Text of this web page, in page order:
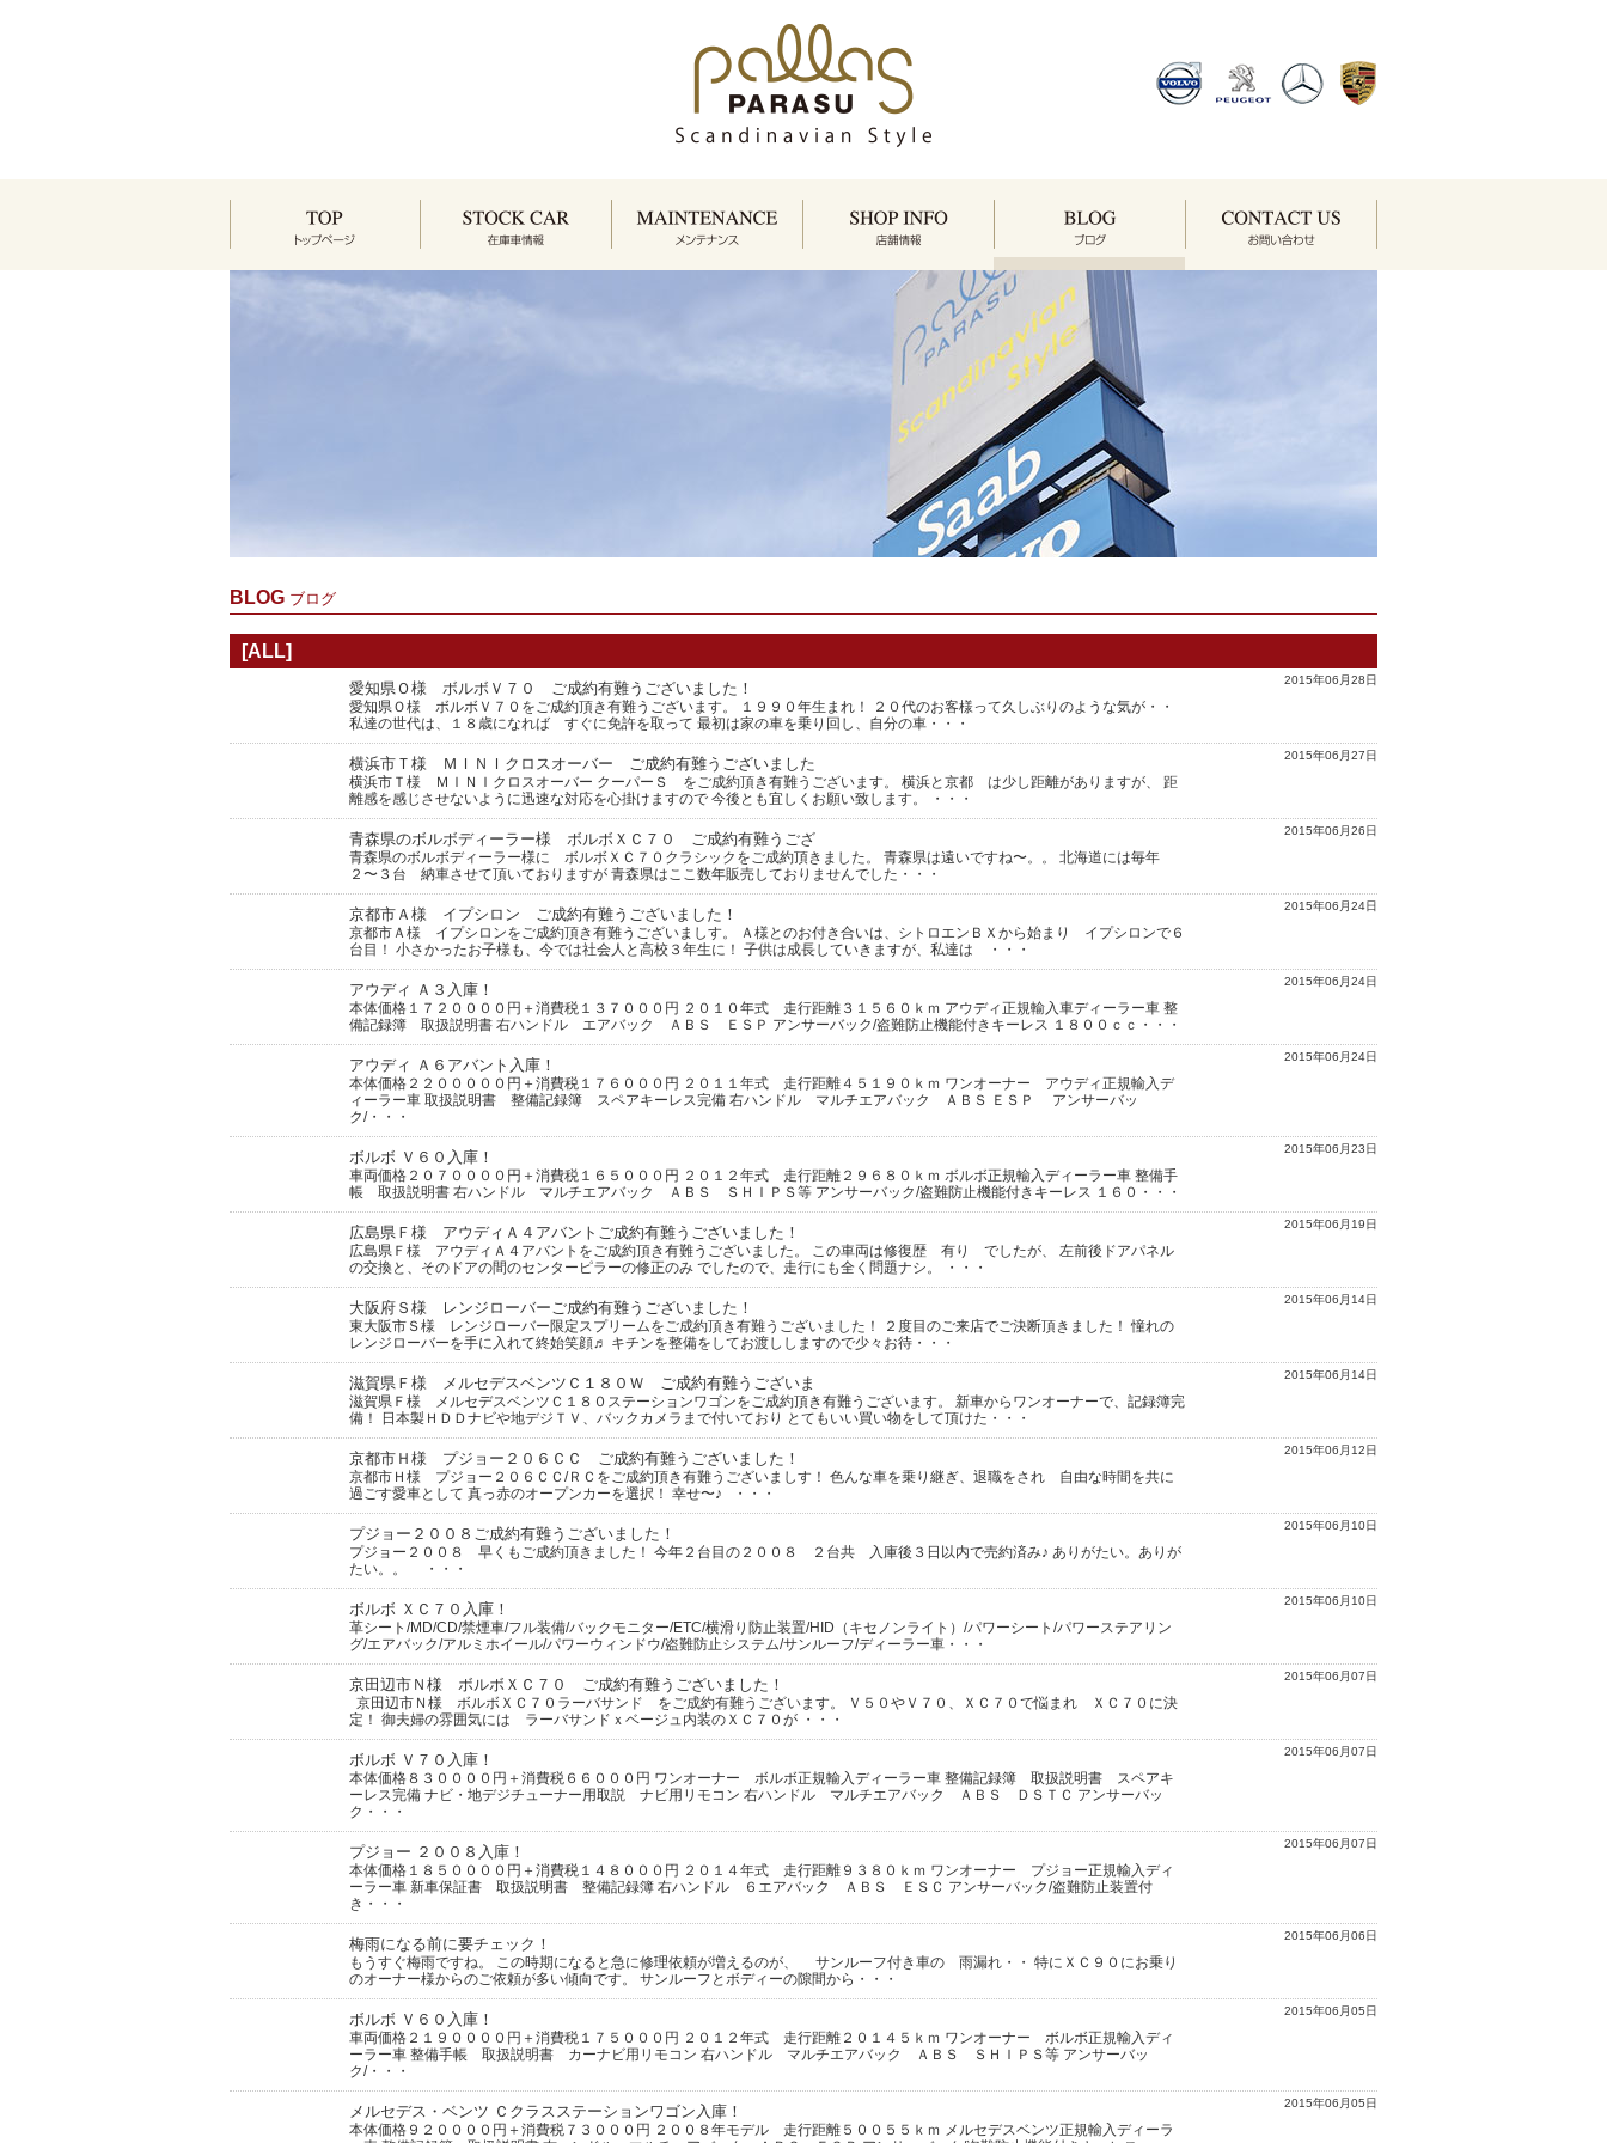
BLOG ブログ
[ALL]
愛知県Ｏ様 ボルボＶ７０ ご成約有難うございました！
愛知県Ｏ様 ボルボＶ７０をご成約頂き有難うございます。 １９９０年生まれ！ ２０代のお客様って久しぶりのような気が・・
私達の世代は、１８歳になれば すぐに免許を取って 最初は家の車を乗り回し、自分の車・・・
2015年06月28日
横浜市Ｔ様 ＭＩＮＩクロスオーバー ご成約有難うございました
横浜市Ｔ様 ＭＩＮＩクロスオーバー クーパーＳ をご成約頂き有難うございます。 横浜と京都 は少し距離がありますが、 距
離感を感じさせないように迅速な対応を心掛けますので 今後とも宜しくお願い致します。 ・・・
2015年06月27日
青森県のボルボディーラー様 ボルボＸＣ７０ ご成約有難うござ
青森県のボルボディーラー様に ボルボＸＣ７０クラシックをご成約頂きました。 青森県は遠いですね〜。。 北海道には毎年
２〜３台 納車させて頂いておりますが 青森県はここ数年販売しておりませんでした・・・
2015年06月26日
京都市Ａ様 イプシロン ご成約有難うございました！
京都市Ａ様 イプシロンをご成約頂き有難うございましす。 Ａ様とのお付き合いは、シトロエンＢＸから始まり イプシロンで６
台目！ 小さかったお子様も、今では社会人と高校３年生に！ 子供は成長していきますが、私達は ・・・
2015年06月24日
アウディ Ａ３入庫！
本体価格１７２００００円＋消費税１３７０００円 ２０１０年式 走行距離３１５６０ｋｍ アウディ正規輸入車ディーラー車 整
備記録簿 取扱説明書 右ハンドル エアバック ＡＢＳ ＥＳＰ アンサーバック/盗難防止機能付きキーレス １８００ｃｃ・・・
2015年06月24日
アウディ Ａ６アバント入庫！
本体価格２２０００００円＋消費税１７６０００円 ２０１１年式 走行距離４５１９０ｋｍ ワンオーナー アウディ正規輸入デ
ィーラー車 取扱説明書 整備記録簿 スペアキーレス完備 右ハンドル マルチエアバック ＡＢＳ ＥＳＰ アンサーバッ
ク/・・・
2015年06月24日
ボルボ Ｖ６０入庫！
車両価格２０７００００円＋消費税１６５０００円 ２０１２年式 走行距離２９６８０ｋｍ ボルボ正規輸入ディーラー車 整備手
帳 取扱説明書 右ハンドル マルチエアバック ＡＢＳ ＳＨＩＰＳ等 アンサーバック/盗難防止機能付きキーレス １６０・・・
2015年06月23日
広島県Ｆ様 アウディＡ４アバントご成約有難うございました！
広島県Ｆ様 アウディＡ４アバントをご成約頂き有難うございました。 この車両は修復歴 有り でしたが、 左前後ドアパネル
の交換と、そのドアの間のセンターピラーの修正のみ でしたので、走行にも全く問題ナシ。 ・・・
2015年06月19日
大阪府Ｓ様 レンジローバーご成約有難うございました！
東大阪市Ｓ様 レンジローバー限定スプリームをご成約頂き有難うございました！ ２度目のご来店でご決断頂きました！ 憧れの
レンジローバーを手に入れて終始笑顔♬ キチンを整備をしてお渡ししますので少々お待・・・
2015年06月14日
滋賀県Ｆ様 メルセデスベンツＣ１８０Ｗ ご成約有難うございま
滋賀県Ｆ様 メルセデスベンツＣ１８０ステーションワゴンをご成約頂き有難うございます。 新車からワンオーナーで、記録簿完
備！ 日本製ＨＤＤナビや地デジＴＶ、バックカメラまで付いており とてもいい買い物をして頂けた・・・
2015年06月14日
京都市Ｈ様 プジョー２０６ＣＣ ご成約有難うございました！
京都市Ｈ様 プジョー２０６ＣＣ/ＲＣをご成約頂き有難うございましす！ 色んな車を乗り継ぎ、退職をされ 自由な時間を共に
過ごす愛車として 真っ赤のオープンカーを選択！ 幸せ〜♪ ・・・
2015年06月12日
プジョー２００８ご成約有難うございました！
プジョー２００８ 早くもご成約頂きました！ 今年２台目の２００８ ２台共 入庫後３日以内で売約済み♪ ありがたい。ありが
たい。。 ・・・
2015年06月10日
ボルボ ＸＣ７０入庫！
革シート/MD/CD/禁煙車/フル装備/バックモニター/ETC/横滑り防止装置/HID（キセノンライト）/パワーシート/パワーステアリン
グ/エアバック/アルミホイール/パワーウィンドウ/盗難防止システム/サンルーフ/ディーラー車・・・
2015年06月10日
京田辺市Ｎ様 ボルボＸＣ７０ ご成約有難うございました！
京田辺市Ｎ様 ボルボＸＣ７０ラーバサンド をご成約有難うございます。 Ｖ５０やＶ７０、ＸＣ７０で悩まれ ＸＣ７０に決
定！ 御夫婦の雰囲気には ラーバサンドｘベージュ内装のＸＣ７０が ・・・
2015年06月07日
ボルボ Ｖ７０入庫！
本体価格８３００００円＋消費税６６０００円 ワンオーナー ボルボ正規輸入ディーラー車 整備記録簿 取扱説明書 スペアキ
ーレス完備 ナビ・地デジチューナー用取説 ナビ用リモコン 右ハンドル マルチエアバック ＡＢＳ ＤＳＴＣ アンサーバッ
ク・・・
2015年06月07日
プジョー ２００８入庫！
本体価格１８５００００円＋消費税１４８０００円 ２０１４年式 走行距離９３８０ｋｍ ワンオーナー プジョー正規輸入ディ
ーラー車 新車保証書 取扱説明書 整備記録簿 右ハンドル ６エアバック ＡＢＳ ＥＳＣ アンサーバック/盗難防止装置付
き・・・
2015年06月07日
梅雨になる前に要チェック！
もうすぐ梅雨ですね。 この時期になると急に修理依頼が増えるのが、 サンルーフ付き車の 雨漏れ・・ 特にＸＣ９０にお乗り
のオーナー様からのご依頼が多い傾向です。 サンルーフとボディーの隙間から・・・
2015年06月06日
ボルボ Ｖ６０入庫！
車両価格２１９００００円＋消費税１７５０００円 ２０１２年式 走行距離２０１４５ｋｍ ワンオーナー ボルボ正規輸入ディ
ーラー車 整備手帳 取扱説明書 カーナビ用リモコン 右ハンドル マルチエアバック ＡＢＳ ＳＨＩＰＳ等 アンサーバッ
ク/・・・
2015年06月05日
メルセデス・ベンツ Ｃクラスステーションワゴン入庫！
本体価格９２００００円＋消費税７３０００円 ２００８年モデル 走行距離５００５５ｋｍ メルセデスベンツ正規輸入ディーラ
2015年06月05日